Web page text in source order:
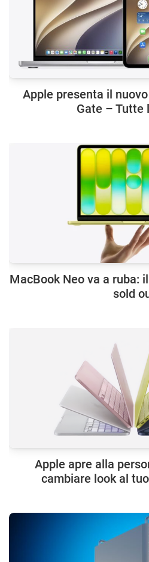
Apple presenta il
Gate – Tutte
MacBook Neo va a ruba:
sold
Apple apre alla
cambiare look al